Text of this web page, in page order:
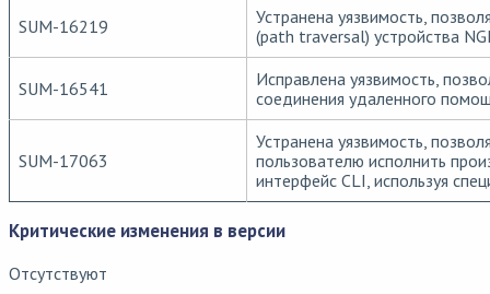
SUM-16219
Устранена уязвимость,
(path traversal) устройства
SUM-16541
Исправлена уязвимость,
соединения удаленного
SUM-17063
Устранена уязвимость,
пользователю исполнить
интерфейс CLI, используя
Критические изменения в версии
Отсутствуют